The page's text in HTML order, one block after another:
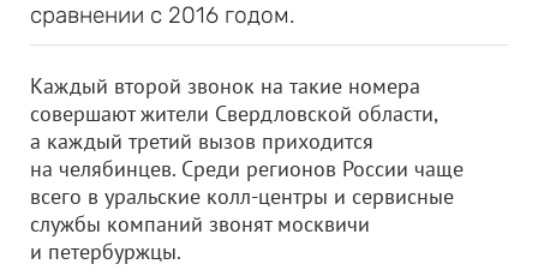
сравнении с 2016 годом.
Каждый второй звонок на такие номера
совершают жители Свердловской области,
а каждый третий вызов приходится
на челябинцев. Среди регионов России чаще
всего в уральские колл-центры и сервисные
службы компаний звонят москвичи
и петербуржцы.